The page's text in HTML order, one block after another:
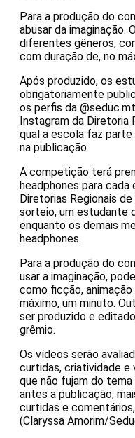
Para a produção do
abusar da imaginação.
diferentes gêneros,
com duração de, no
Após produzido, os
obrigatoriamente
os perfis da
Instagram da Diretoria
qual a escola faz
na publicação.
A competição terá
headphones para
Diretorias Regionais
sorteio, um estudante
enquanto os demais
headphones.
Para a produção do
usar a imaginação,
como ficção,
máximo, um minuto.
ser produzido e
grêmio.
Os vídeos serão
curtidas, criatividade e
que não fujam do
antes a publicação,
curtidas e
(Claryssa Amorim/